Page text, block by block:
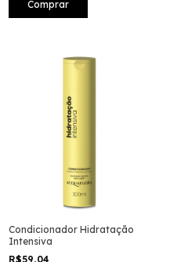
Condicionador Hidratação
Intensiva
R$59,04